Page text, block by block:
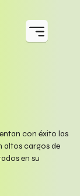
con éxito las
altos cargos de
en su